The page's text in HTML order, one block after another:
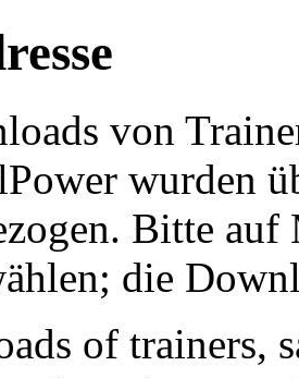
von
wurden
Bitte auf
die
of trainers,